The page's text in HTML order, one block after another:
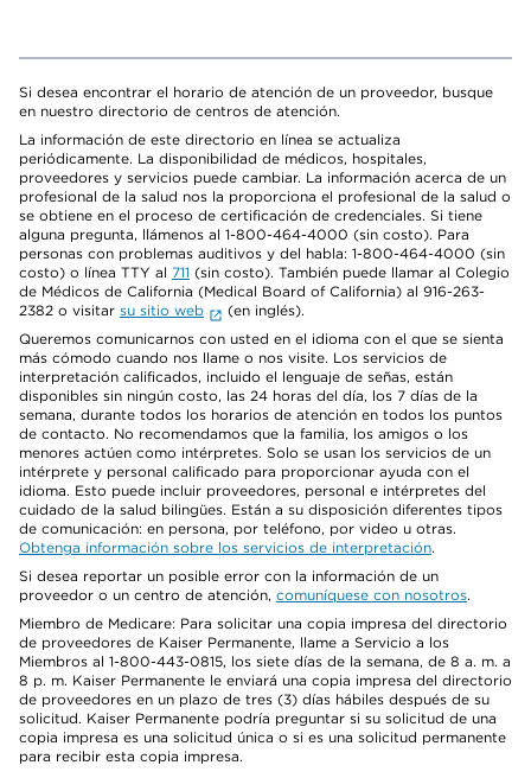
Si desea encontrar el horario de atención de un proveedor, busque
en nuestro directorio de centros de atención.
La información de este directorio en línea se actualiza
periódicamente. La disponibilidad de médicos, hospitales,
proveedores y servicios puede cambiar. La información acerca de un
profesional de la salud nos la proporciona el profesional de la salud o
se obtiene en el proceso de certificación de credenciales. Si tiene
alguna pregunta, llámenos al 1-800-464-4000 (sin costo). Para
personas con problemas auditivos y del habla: 1-800-464-4000 (sin
costo) o línea TTY al 711 (sin costo). También puede llamar al Colegio
de Médicos de California (Medical Board of California) al 916-263-
2382 o visitar su sitio web
(en inglés).
Queremos comunicarnos con usted en el idioma con el que se sienta
más cómodo cuando nos llame o nos visite. Los servicios de
interpretación calificados, incluido el lenguaje de señas, están
disponibles sin ningún costo, las 24 horas del día, los 7 días de la
semana, durante todos los horarios de atención en todos los puntos
de contacto. No recomendamos que la familia, los amigos o los
menores actúen como intérpretes. Solo se usan los servicios de un
intérprete y personal calificado para proporcionar ayuda con el
idioma. Esto puede incluir proveedores, personal e intérpretes del
cuidado de la salud bilingües. Están a su disposición diferentes tipos
de comunicación: en persona, por teléfono, por video u otras.
Obtenga información sobre los servicios de interpretación.
Si desea reportar un posible error con la información de un
proveedor o un centro de atención, comuníquese con nosotros.
Miembro de Medicare: Para solicitar una copia impresa del directorio
de proveedores de Kaiser Permanente, llame a Servicio a los
Miembros al 1-800-443-0815, los siete días de la semana, de 8 a. m. a
8 p. m. Kaiser Permanente le enviará una copia impresa del directorio
de proveedores en un plazo de tres (3) días hábiles después de su
solicitud. Kaiser Permanente podría preguntar si su solicitud de una
copia impresa es una solicitud única o si es una solicitud permanente
para recibir esta copia impresa.